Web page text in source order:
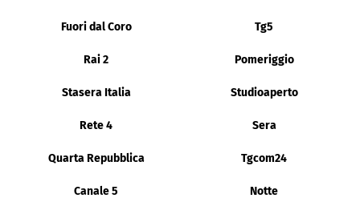
Fuori dal Coro Tg5
Rai 2 Pomeriggio
Stasera Italia Studioaperto
Rete 4 Sera
Quarta Repubblica Tgcom24
Canale 5 Notte